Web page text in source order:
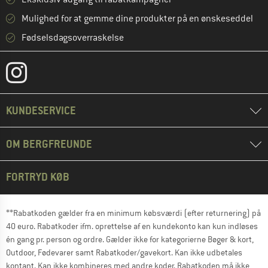
Mulighed for at gemme dine produkter på en ønskeseddel
Fødselsdagsoverraskelse
KUNDESERVICE
OM BERGFREUNDE
FORTRYD KØB
**Rabatkoden gælder fra en minimum købsværdi (efter returnering) på
40 euro. Rabatkoder ifm. oprettelse af en kundekonto kan kun indløses
én gang pr. person og ordre. Gælder ikke for kategorierne Bøger & kort,
Outdoor, Fødevarer samt Rabatkoder/gavekort. Kan ikke udbetales
kontant. Kan ikke kombineres med andre koder. Rabatkoden må ikke